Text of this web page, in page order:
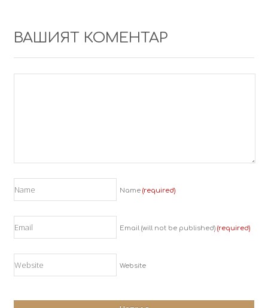
ВАШИЯТ КОМЕНТАР
Name (required)
Email (will not be published) (required)
Website